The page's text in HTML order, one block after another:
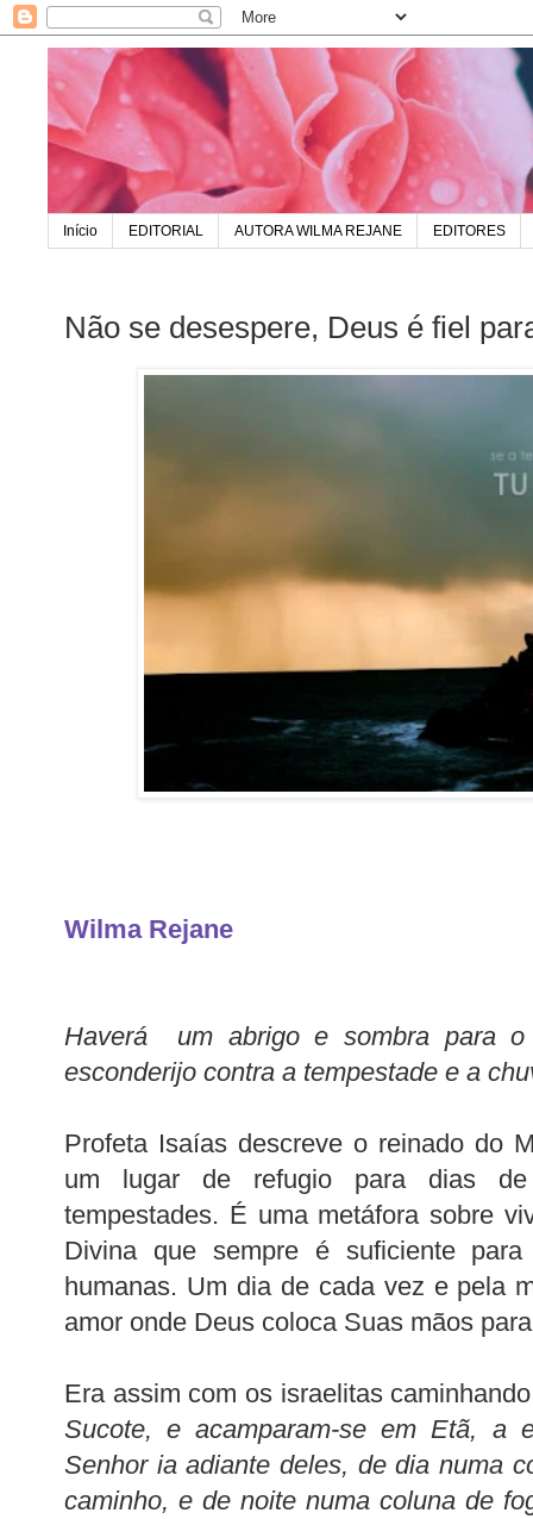
Início EDITORIAL AUTORA WILMA REJANE EDITORES
Não se desespere, Deus é fiel
Wilma Rejane
Haverá um abrigo e sombra para
esconderijo contra a tempestade e a
Profeta Isaías descreve o reinado do
um lugar de refugio para dias
tempestades. É uma metáfora sobre
Divina que sempre é suficiente
humanas. Um dia de cada vez e pela
amor onde Deus coloca Suas mãos
Era assim com os israelitas
Sucote, e acamparam-se em Etã, a
Senhor ia adiante deles, de dia numa
caminho, e de noite numa coluna de